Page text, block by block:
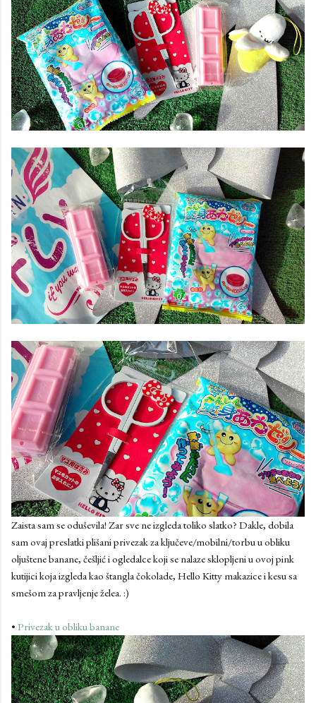
Zaista sam se oduševila! Zar sve ne izgleda toliko slatko? Dakle, dobila
sam ovaj preslatki plišani privezak za ključeve/mobilni/torbu u obliku
oljuštene banane, češljić i ogledalce koji se nalaze sklopljeni u ovoj pink
kutijici koja izgleda kao štangla čokolade, Hello Kitty makazice i kesu sa
smešom za pravljenje želea. :)
• Privezak u obliku banane